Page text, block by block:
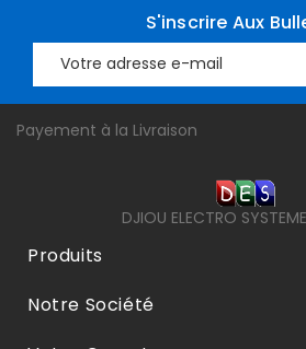
S'inscrire Aux
Payement à la Livraison
DJIOU ELECTRO
Produits
Notre Société